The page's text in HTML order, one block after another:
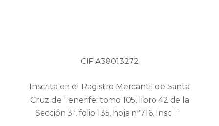
CIF A38013272
Inscrita en el Registro Mercantil de Santa
Cruz de Tenerife: tomo 105, libro 42 de la
Sección 3ª, folio 135, hoja nº716, Insc 1ª